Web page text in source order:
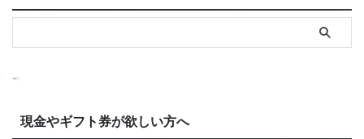
現金やギフト券が欲しい方へ